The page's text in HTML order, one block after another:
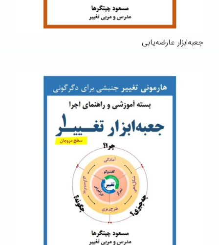
جعبه‌ابزار عارضه‌یابی